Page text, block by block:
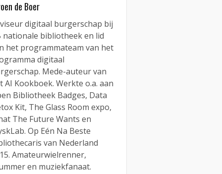
de Boer
digitaal burgerschap bij
nationale bibliotheek en lid
het programmateam van het
digitaal
Mede-auteur van
AI Kookboek. Werkte o.a. aan
Bibliotheek Badges, Data
Kit, The Glass Room expo,
The Future Wants en
Op Eén Na Beste
van Nederland
Amateurwielrenner,
en muziekfanaat.